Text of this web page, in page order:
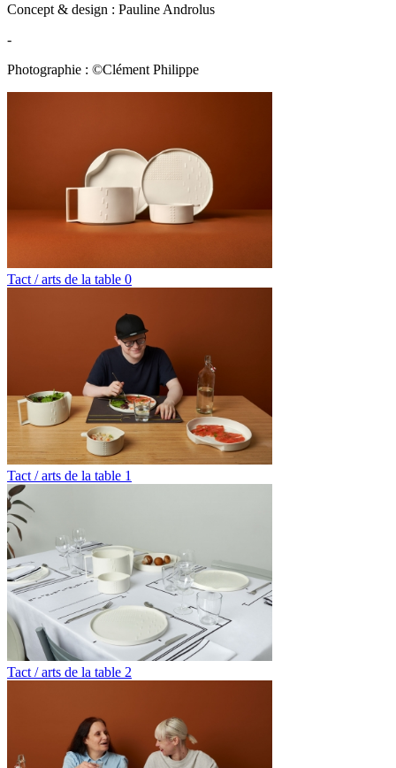
Concept & design : Pauline Androlus
-
Photographie : ©Clément Philippe
Tact / arts de la table 0
Tact / arts de la table 1
Tact / arts de la table 2